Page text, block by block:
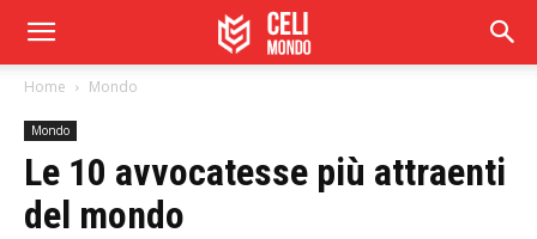
Home Mondo
Mondo
Le 10 avvocatesse più attraenti
del mondo